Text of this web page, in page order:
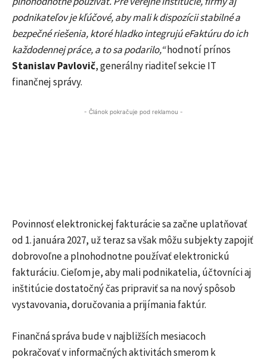
podnikateľov je kľúčové, aby mali k dispozícii stabilné a
bezpečné riešenia, ktoré hladko integrujú eFaktúru do ich
každodennej práce, a to sa podarilo,“hodnotí prínos
Stanislav Pavlovič, generálny riaditeľ sekcie IT
finančnej správy.
- Článok pokračuje pod reklamou -
Povinnosť elektronickej fakturácie sa začne uplatňovať
od 1. januára 2027, už teraz sa však môžu subjekty zapojiť
dobrovoľne a plnohodnotne používať elektronickú
fakturáciu. Cieľom je, aby mali podnikatelia, účtovníci aj
inštitúcie dostatočný čas pripraviť sa na nový spôsob
vystavovania, doručovania a prijímania faktúr.
Finančná správa bude v najbližších mesiacoch
pokračovať v informačných aktivitách smerom k